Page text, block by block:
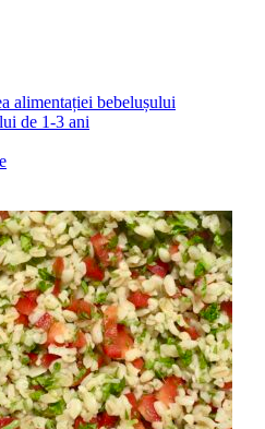
alimentației bebelușului
de 1-3 ani